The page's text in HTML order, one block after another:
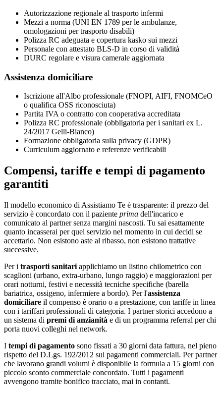
Autorizzazione regionale al trasporto infermi
Mezzi a norma (UNI EN 1789 per le ambulanze,
omologazioni per trasporto disabili)
Polizza RC adeguata e copertura kasko sui mezzi
Personale con attestato BLS-D in corso di validità
DURC regolare e visura camerale aggiornata
Assistenza domiciliare
Iscrizione all'Albo professionale (FNOPI, AIFI, FNOMCeO
o qualifica OSS riconosciuta)
Partita IVA o contratto con cooperativa accreditata
Polizza RC professionale (obbligatoria per i sanitari ex L.
24/2017 Gelli-Bianco)
Formazione obbligatoria sulla privacy (GDPR)
Curriculum aggiornato e referenze verificabili
Compensi, tariffe e tempi di pagamento
garantiti
Il modello economico di Assistiamo Te è trasparente: il prezzo del
servizio è concordato con il paziente prima dell'incarico e
comunicato al partner senza margini nascosti. Tu sai esattamente
quanto incasserai per quel servizio nel momento in cui decidi se
accettarlo. Non esistono aste al ribasso, non esistono trattative
successive.
Per i trasporti sanitari applichiamo un listino chilometrico con
scaglioni (urbano, extra-urbano, lungo raggio) e maggiorazioni per
orari notturni, festivi e necessità tecniche specifiche (barella
bariatrica, ossigeno, infermiere a bordo). Per l'assistenza
domiciliare il compenso è orario o a prestazione, con tariffe in linea
con i tariffari professionali di categoria. I partner storici accedono a
un sistema di premi di anzianità e di un programma referral per chi
porta nuovi colleghi nel network.
I tempi di pagamento sono fissati a 30 giorni data fattura, nel pieno
rispetto del D.Lgs. 192/2012 sui pagamenti commerciali. Per partner
che lavorano grandi volumi è disponibile la formula a 15 giorni con
piccolo sconto commerciale concordato. Tutti i pagamenti
avvengono tramite bonifico tracciato, mai in contanti.